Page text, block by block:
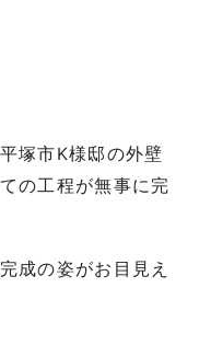
塚市K様邸の外壁
の工程が無事に完
成の姿がお目見え